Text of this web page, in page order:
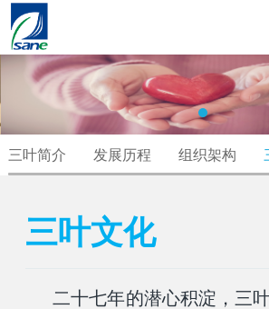
三叶简介 发展历程 组织架构
三叶文化
二十七年的潜心积淀，三